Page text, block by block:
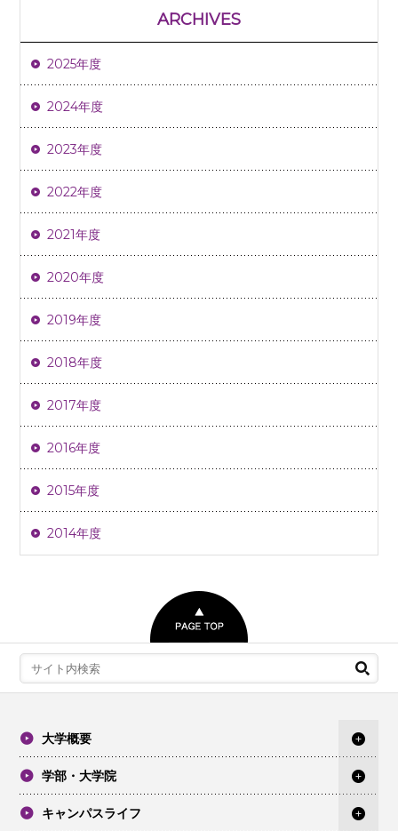
ARCHIVES
2025年度
2024年度
2023年度
2022年度
2021年度
2020年度
2019年度
2018年度
2017年度
2016年度
2015年度
2014年度
大学概要
学部・大学院
キャンパスライフ